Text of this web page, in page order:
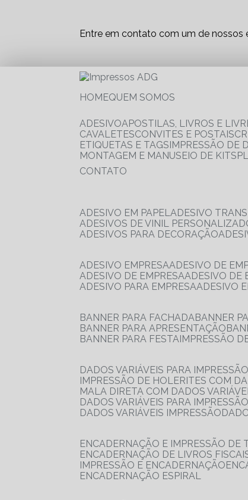
Entre em contato com um de nossos
HOME
QUEM SOMOS
ADESIVO
APOSTILAS, LIVROS E
CAVALETES
CONVITES E POSTAIS
ETIQUETAS E TAGS IMPRESSÃO DE
MONTAGEM E MANUSEIO DE KITS
CONTATO
ADESIVO EM PAPEL
ADESIVO
ADESIVOS DE VINIL
ADESIVOS PARA DECORAÇÃO
ADESIVO EMPRESA
ADESIVO DE
ADESIVO DE EMPRESA
ADESIVO
ADESIVO PARA EMPRESA
ADESIVO
BANNER PARA FACHADA
BANNER
BANNER PARA APRESENTAÇÃO
BANNER PARA FESTA IMPRESSÃO
DADOS VARIÁVEIS PARA
IMPRESSÃO DE HOLERITES COM
MALA DIRETA COM DADOS
DADOS VARIÁVEIS PARA
DADOS VARIÁVEIS IMPRESSÃO
ENCADERNAÇÃO E IMPRESSÃO DE
ENCADERNAÇÃO DE LIVROS
IMPRESSÃO E ENCADERNAÇÃO
ENCADERNAÇÃO ESPIRAL